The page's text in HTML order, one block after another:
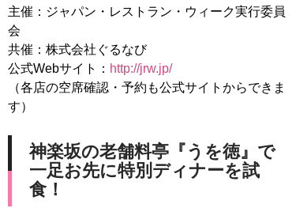
主催：ジャパン・レストラン・ウィーク実行委員
会
共催：株式会社ぐるなび
公式Webサイト： http://jrw.jp/
（各店の空席確認・予約も公式サイトからできま
す）
神楽坂の老舗料亭『うを徳』で
一足お先に特別ディナーを試
食！